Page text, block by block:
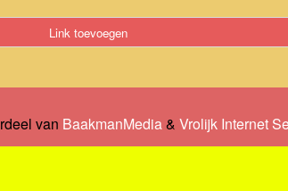
Link toevoegen
van BaakmanMedia& Vrolijk Internet